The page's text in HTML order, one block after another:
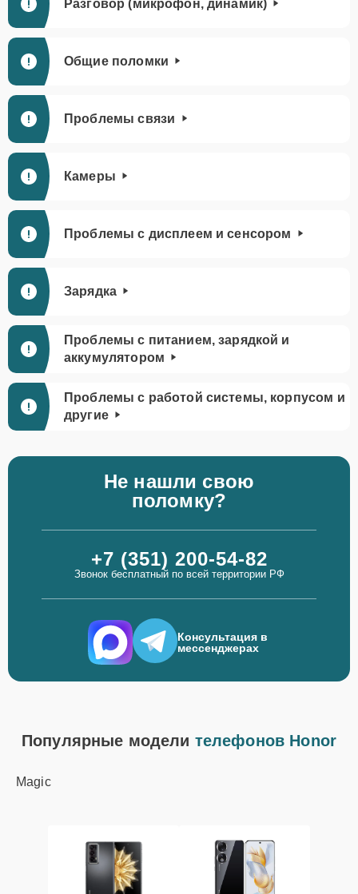
Разговор (микрофон, динамик)
Общие поломки
Проблемы связи
Камеры
Проблемы с дисплеем и сенсором
Зарядка
Проблемы с питанием, зарядкой и
аккумулятором
Проблемы с работой системы, корпусом и
другие
Не нашли свою
поломку?
+7 (351) 200-54-82
Звонок бесплатный по всей территории РФ
Консультация в
мессенджерах
Популярные модели телефонов Honor
Magic